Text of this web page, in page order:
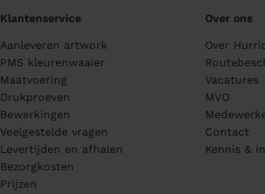
Klantenservice
Aanleveren artwork
PMS kleurenwaaier
Maatvoering
Drukproeven
Bewerkingen
Veelgestelde vragen
Levertijden en afhalen
Bezorgkosten
Prijzen
Over ons
Over
Vacatures
MVO
Contact
Kennis &